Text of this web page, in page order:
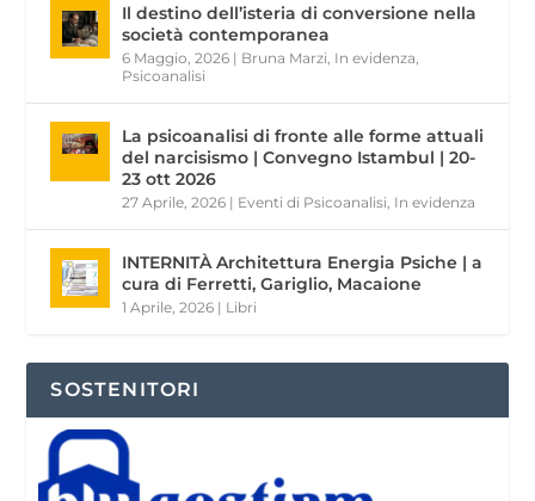
Il destino dell’isteria di conversione nella
società contemporanea
6 Maggio, 2026 | Bruna Marzi In evidenza
Psicoanalisi
La psicoanalisi di fronte alle forme attuali
del narcisismo | Convegno Istambul | 20-
23 ott 2026
27 Aprile, 2026 | Eventi di Psicoanalisi In evidenza
INTERNITÀ Architettura Energia Psiche | a
cura di Ferretti, Gariglio, Macaione
1 Aprile, 2026 | Libri
SOSTENITORI